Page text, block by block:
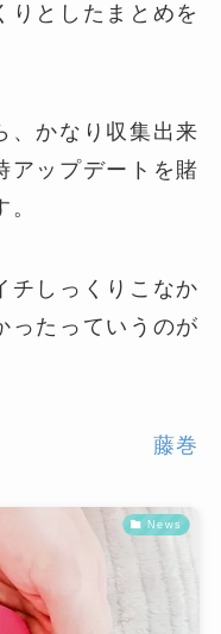
りとしたまとめを
、かなり収集出来
アップデートを賭
チしっくりこなか
ったっていうのが
藤巻
News